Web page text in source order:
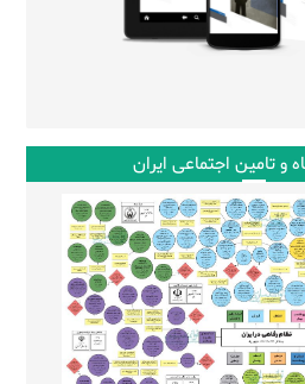
و تامین اجتماعی ایران